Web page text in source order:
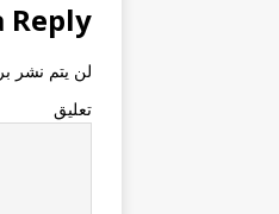
Reply
لن يتم نشر
تعليق